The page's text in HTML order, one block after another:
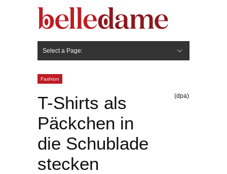
Select a Page:
Fashion
T-Shirts als
Päckchen in
die Schublade
stecken
(dpa)